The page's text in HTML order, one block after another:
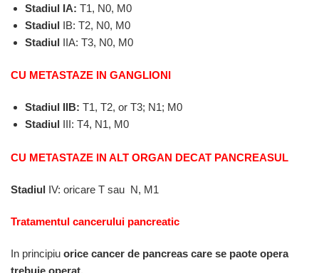
Stadiul IA: T1, N0, M0
Stadiul IB: T2, N0, M0
Stadiul IIA: T3, N0, M0
CU METASTAZE IN GANGLIONI
Stadiul IIB: T1, T2, or T3; N1; M0
Stadiul III: T4, N1, M0
CU METASTAZE IN ALT ORGAN DECAT PANCREASUL
Stadiul IV: oricare T sau N, M1
Tratamentul cancerului pancreatic
In principiu orice cancer de pancreas care se paote opera
trebuie operat.